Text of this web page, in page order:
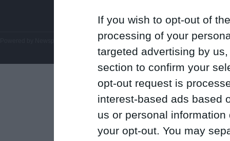
If you wish to opt-out of
processing of your
targeted advertising by
section to confirm your
opt-out request is
interest-based ads based
us or personal
your opt-out. You may
. All rights reserved.